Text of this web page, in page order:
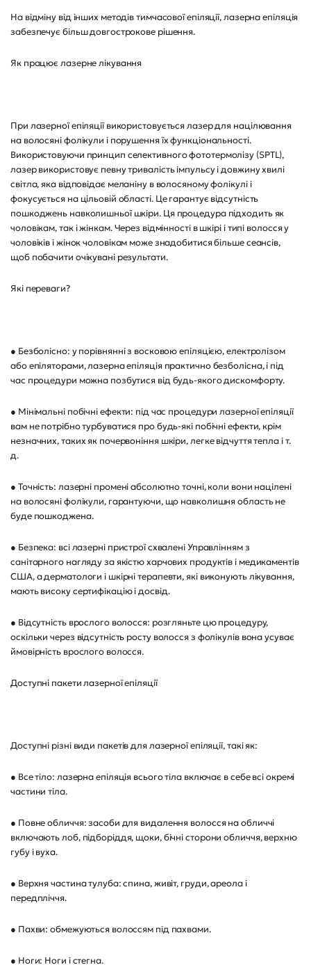
На відміну від інших методів тимчасової епіляції, лазерна епіляція
забезпечує більш довгострокове рішення.
Як працює лазерне лікування
При лазерної епіляції використовується лазер для націлювання
на волосяні фолікули і порушення їх функціональності.
Використовуючи принцип селективного фототермолізу (SPTL),
лазер використовує певну тривалість імпульсу і довжину хвилі
світла, яка відповідає меланіну в волосяному фолікулі і
фокусується на цільовій області. Це гарантує відсутність
пошкоджень навколишньої шкіри. Ця процедура підходить як
чоловікам, так і жінкам. Через відмінності в шкірі і типі волосся у
чоловіків і жінок чоловікам може знадобитися більше сеансів,
щоб побачити очікувані результати.
Які переваги?
● Безболісно: у порівнянні з восковою епіляцією, електролізом
або епіляторами, лазерна епіляція практично безболісна, і під
час процедури можна позбутися від будь-якого дискомфорту.
● Мінімальні побічні ефекти: під час процедури лазерної епіляції
вам не потрібно турбуватися про будь-які побічні ефекти, крім
незначних, таких як почервоніння шкіри, легке відчуття тепла і т.
д.
● Точність: лазерні промені абсолютно точні, коли вони націлені
на волосяні фолікули, гарантуючи, що навколишня область не
буде пошкоджена.
● Безпека: всі лазерні пристрої схвалені Управлінням з
санітарного нагляду за якістю харчових продуктів і медикаментів
США, а дерматологи і шкірні терапевти, які виконують лікування,
мають високу сертифікацію і досвід.
● Відсутність врослого волосся: розгляньте цю процедуру,
оскільки через відсутність росту волосся з фолікулів вона усуває
ймовірність врослого волосся.
Доступні пакети лазерної епіляції
Доступні різні види пакетів для лазерної епіляції, такі як:
● Все тіло: лазерна епіляція всього тіла включає в себе всі окремі
частини тіла.
● Повне обличчя: засоби для видалення волосся на обличчі
включають лоб, підборіддя, щоки, бічні сторони обличчя, верхню
губу і вуха.
● Верхня частина тулуба: спина, живіт, груди, ареола і
передпліччя.
● Пахви: обмежуються волоссям під пахвами.
● Ноги: Ноги і стегна.